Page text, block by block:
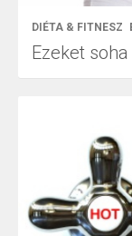
DIÉTA & FITNESZ
Ezeket